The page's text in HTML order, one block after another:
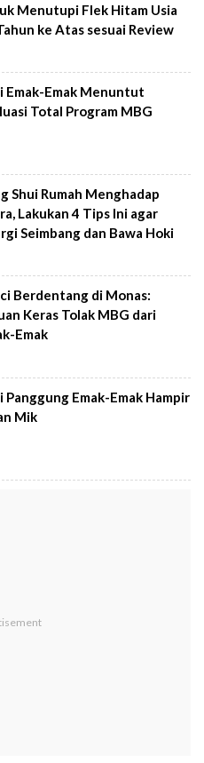
Menutupi Flek Hitam Usia
ke Atas sesuai Review
Emak-Emak Menuntut
Total Program MBG
Shui Rumah Menghadap
Lakukan 4 Tips Ini agar
Seimbang dan Bawa Hoki
Berdentang di Monas:
Keras Tolak MBG dari
Emak
Panggung Emak-Emak Hampir
Mik